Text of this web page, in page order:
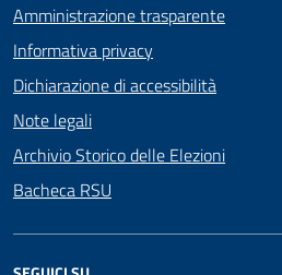
Amministrazione trasparente
Informativa privacy
Dichiarazione di accessibilità
Note legali
Archivio Storico delle Elezioni
Bacheca RSU